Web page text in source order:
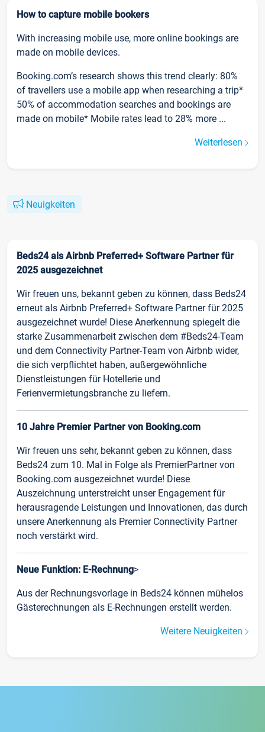
How to capture mobile bookers
With increasing mobile use, more online bookings are
made on mobile devices.
Booking.com’s research shows this trend clearly: 80%
of travellers use a mobile app when researching a trip*
50% of accommodation searches and bookings are
made on mobile* Mobile rates lead to 28% more ...
Weiterlesen
Neuigkeiten
Beds24 als Airbnb Preferred+ Software Partner für
2025 ausgezeichnet
Wir freuen uns, bekannt geben zu können, dass Beds24
erneut als Airbnb Preferred+ Software Partner für 2025
ausgezeichnet wurde! Diese Anerkennung spiegelt die
starke Zusammenarbeit zwischen dem #Beds24-Team
und dem Connectivity Partner-Team von Airbnb wider,
die sich verpflichtet haben, außergewöhnliche
Dienstleistungen für Hotellerie und
Ferienvermietungsbranche zu liefern.
10 Jahre Premier Partner von Booking.com
Wir freuen uns sehr, bekannt geben zu können, dass
Beds24 zum 10. Mal in Folge als PremierPartner von
Booking.com ausgezeichnet wurde! Diese
Auszeichnung unterstreicht unser Engagement für
herausragende Leistungen und Innovationen, das durch
unsere Anerkennung als Premier Connectivity Partner
noch verstärkt wird.
Neue Funktion: E-Rechnung>
Aus der Rechnungsvorlage in Beds24 können mühelos
Gästerechnungen als E-Rechnungen erstellt werden.
Weitere Neuigkeiten